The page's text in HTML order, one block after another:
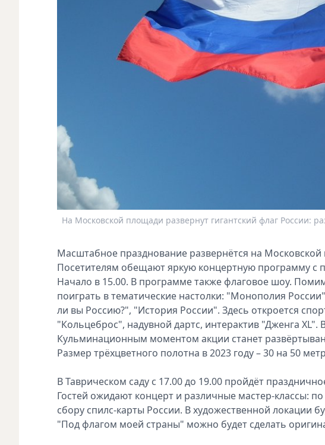
На Московской площади развернут гигантский флаг России:
Масштабное празднование развернётся на
Посетителям обещают яркую концертную программу с
Начало в 15.00. В программе также флаговое шоу.
поиграть в тематические настолки: "Монополия
ли вы Россию?", "История России". Здесь откроется
"Кольцеброс", надувной дартс, интерактив "Дженга
Кульминационным моментом акции станет
Размер трёхцветного полотна в 2023 году – 30 на 50
В Таврическом саду с 17.00 до 19.00 пройдёт
Гостей ожидают концерт и различные мастер-классы:
сбору спилс-карты России. В художественной локации
"Под флагом моей страны" можно будет сделать